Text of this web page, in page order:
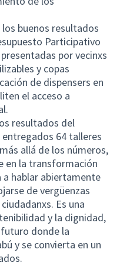
buenos resultados
Participativo
por vecinxs
y copas
de dispensers en
el acceso a
resultados del
entregados 64 talleres
allá de los números,
en la transformación
a hablar abiertamente
de vergüenzas
Es una
y la dignidad,
donde la
y se convierta en un